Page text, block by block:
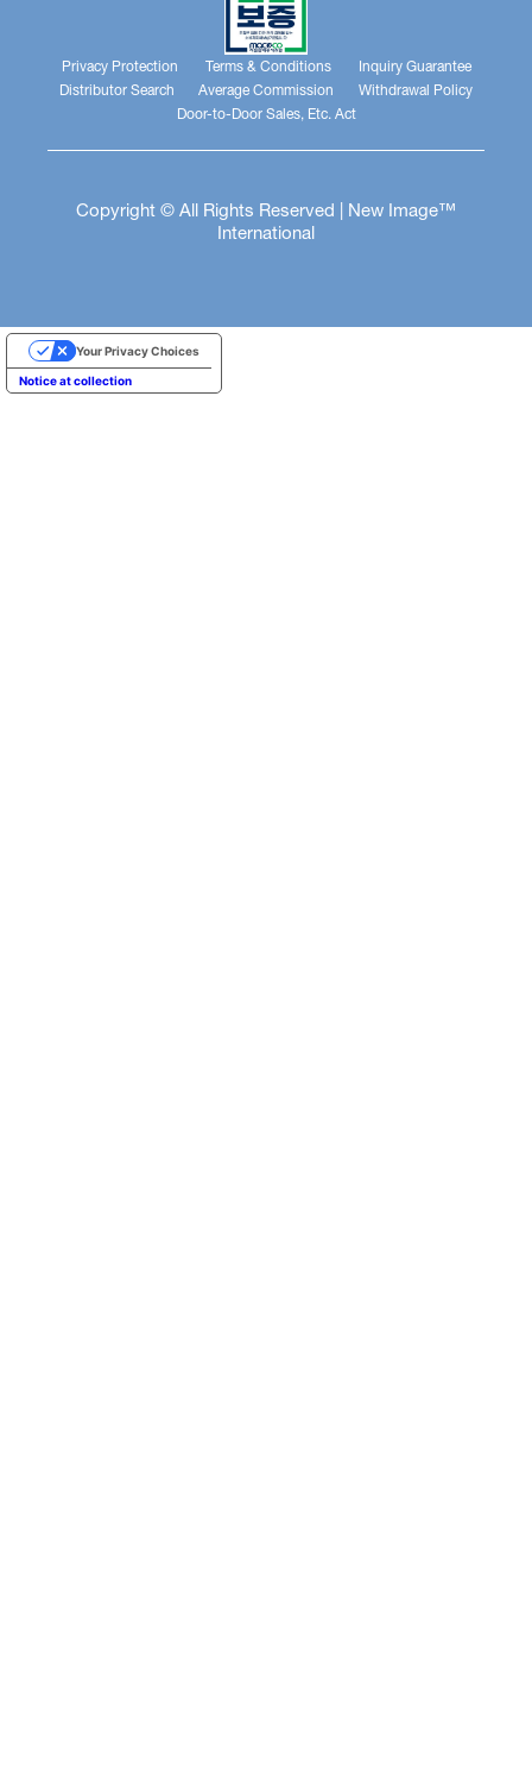
Privacy Protection Terms & Conditions
Inquiry Guarantee
Distributor Search
Average Commission
Withdrawal Policy
Door-to-Door Sales, Etc. Act
Copyright © All Rights Reserved | New Image™
International
Notice at collection
Your Privacy Choices